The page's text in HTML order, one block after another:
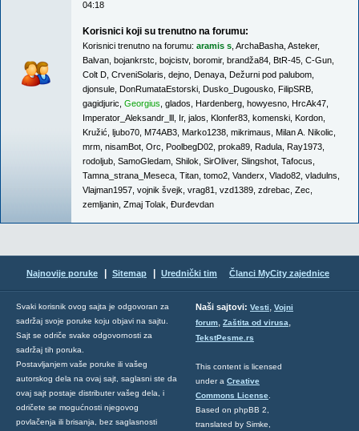
04:18
Korisnici koji su trenutno na forumu:
Korisnici trenutno na forumu: aramis s ArchaBasha Asteker,
Balvan bojankrstc bojcistv, boromir, brandža84 BtR-45 C-Gun
Colt D CrveniSolaris dejno Denaya Dežurni pod palubom
djonsule DonRumataEstorski Dusko_Dugousko FilipSRB
gagidjuric Georgius glados Hardenberg howyesno HrcAk47
Imperator_Aleksandr_lll Ir, jalos Klonfer83 komenski Kordon
Kružić ljubo70 M74AB3 Marko1238 mikrimaus Milan A. Nikolic
mrm nisamBot Orc PoolbegD02 proka89 Radula Ray1973
rodoljub SamoGledam Shilok SirOliver, Slingshot Tafocus
Tamna_strana_Meseca Titan tomo2 Vanderx Vlado82 vladulns
Vlajman1957 vojnik švejk vrag81 vzd1389 zdrebac Zec
zemljanin Zmaj Tolak Đurđevdan
Najnovije poruke Sitemap Urednički tim Članci MyCity zajednice
Svaki korisnik ovog sajta je odgovoran za
sadržaj svoje poruke koju objavi na sajtu.
Sajt se odriče svake odgovornosti za
sadržaj tih poruka.
Postavljanjem vaše poruke ili vašeg
autorskog dela na ovaj sajt, saglasni ste da
ovaj sajt postaje distributer vašeg dela, i
odričete se mogućnosti njegovog
povlačenja ili brisanja, bez saglasnosti
Naši sajtovi: Vesti, Vojni
forum, Zaštita od virusa,
TekstPesme.rs
This content is licensed
under a Creative
Commons License
Based on phpBB 2,
translated by Simke,